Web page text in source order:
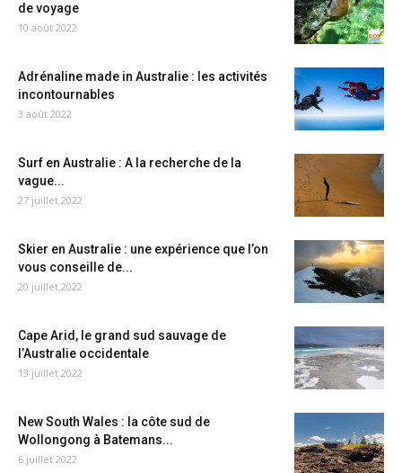
de voyage
10 août 2022
Adrénaline made in Australie : les activités
incontournables
3 août 2022
Surf en Australie : A la recherche de la
vague...
27 juillet 2022
Skier en Australie : une expérience que l’on
vous conseille de...
20 juillet 2022
Cape Arid, le grand sud sauvage de
l’Australie occidentale
13 juillet 2022
New South Wales : la côte sud de
Wollongong à Batemans...
6 juillet 2022